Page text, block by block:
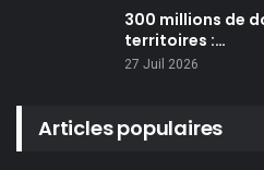
300 millions de
territoires :…
27 Juil 2026
Articles populaires